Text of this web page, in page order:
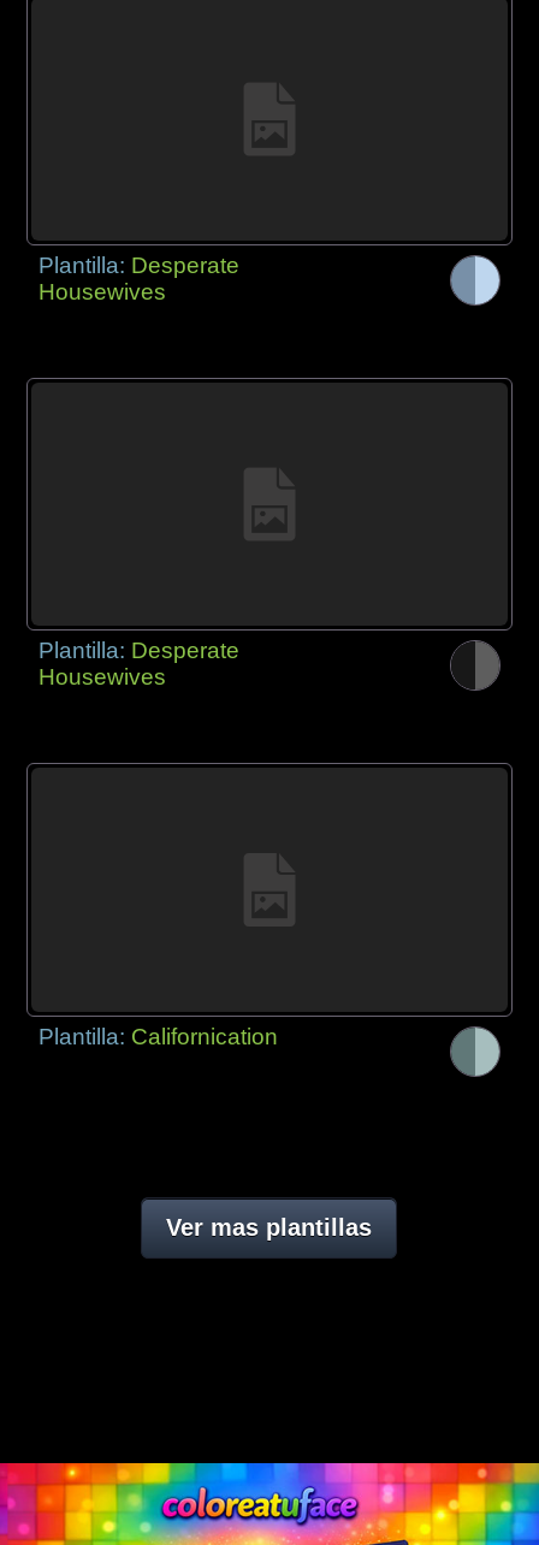
Plantilla: Desperate
Housewives
Plantilla: Desperate
Housewives
Plantilla: Californication
Ver mas plantillas